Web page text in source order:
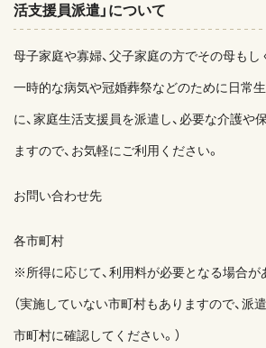
活支援員派遣」について
母子家庭や寡婦、父子家庭の方でその母もし
一時的な病気や冠婚葬祭などのために日常
に、家庭生活支援員を派遣し、必要な介護や
ますので、お気軽にご利用ください。
お問い合わせ先
各市町村
※所得に応じて、利用料が必要となる場合が
（実施していない市町村もありますので、派
市町村に確認してください。）